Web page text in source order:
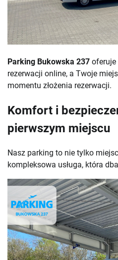
Parking Bukowska 237 oferuje
rezerwacji online, a Twoje
momentu złożenia rezerwacji.
Komfort i
pierwszym miejscu
Nasz parking to nie tylko
kompleksowa usługa, która